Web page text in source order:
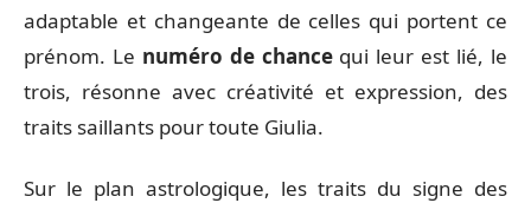
adaptable et changeante de celles qui portent ce
prénom. Le numéro de chancequi leur est lié, le
trois, résonne avec créativité et expression, des
traits saillants pour toute Giulia.
Sur le plan astrologique, les traits du signe des